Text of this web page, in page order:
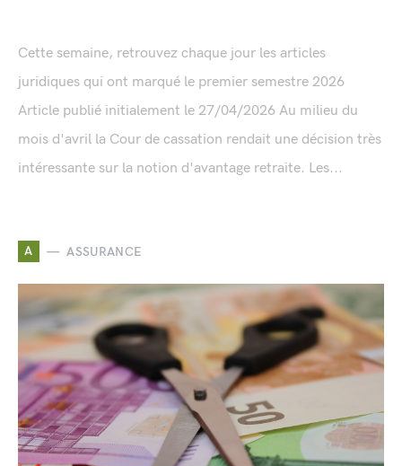
Cette semaine, retrouvez chaque jour les articles
juridiques qui ont marqué le premier semestre 2026
Article publié initialement le 27/04/2026 Au milieu du
mois d'avril la Cour de cassation rendait une décision très
intéressante sur la notion d'avantage retraite. Les...
A ASSURANCE